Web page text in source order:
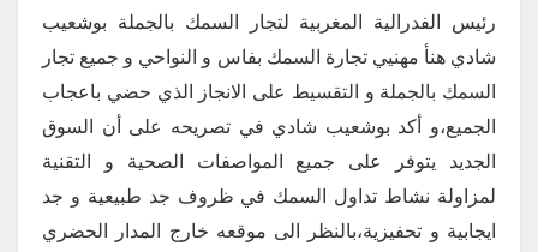
رئيس الفدرالية المغربية لتجار السمك بالجملة بوشعيب
شادي هنأ مهنيي تجارة السمك بفاس و النواحي و جميع تجار
السمك بالجملة و التقسيط على الانجاز الذي حضي باعجاب
الجميع،و أكد بوشعيب شادي في تصريحه على أن السوق
الجديد يتوفر على جميع المواصفات الصحية و التقنية
لمزاولة نشاط تداول السمك في ظروف جد طبيعية و جد
ايجابية و تحفيزية،بالنظر الى موقعه خارج المدار الحضري